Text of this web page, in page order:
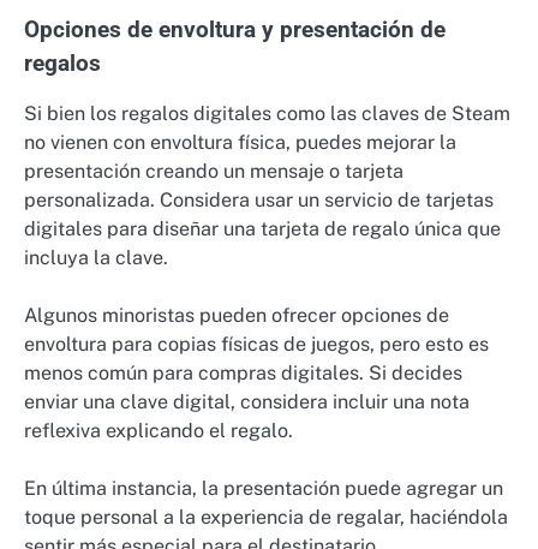
Opciones de envoltura y presentación de
regalos
Si bien los regalos digitales como las claves de Steam
no vienen con envoltura física, puedes mejorar la
presentación creando un mensaje o tarjeta
personalizada. Considera usar un servicio de tarjetas
digitales para diseñar una tarjeta de regalo única que
incluya la clave.
Algunos minoristas pueden ofrecer opciones de
envoltura para copias físicas de juegos, pero esto es
menos común para compras digitales. Si decides
enviar una clave digital, considera incluir una nota
reflexiva explicando el regalo.
En última instancia, la presentación puede agregar un
toque personal a la experiencia de regalar, haciéndola